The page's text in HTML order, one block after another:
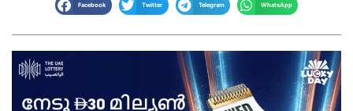
Facebook Twitter Telegram WhatsApp